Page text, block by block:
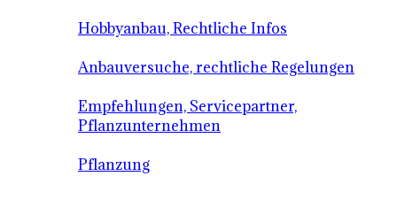
Hobbyanbau, Rechtliche Infos
Anbauversuche, rechtliche Regelungen
Empfehlungen, Servicepartner,
Pflanzunternehmen
Pflanzung